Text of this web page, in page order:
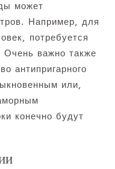
может
Например, для
потребуется
важно также
антипригарного
или,
конечно будут